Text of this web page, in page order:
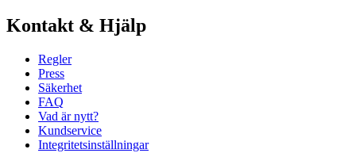
Kontakt & Hjälp
Regler
Press
Säkerhet
FAQ
Vad är nytt?
Kundservice
Integritetsinställningar